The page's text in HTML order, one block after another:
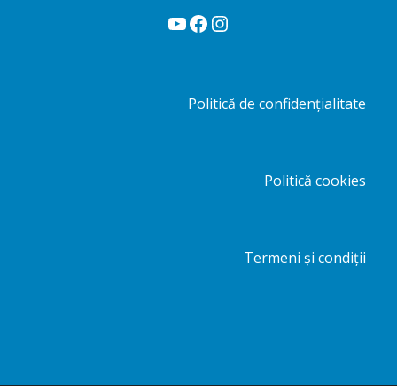
YouTube Facebook Instagram
Politică de confidențialitate
Politică cookies
Termeni și condiții